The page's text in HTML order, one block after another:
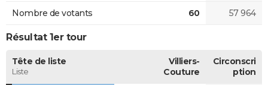
Nombre de votants 60 57 964
Résultat 1er tour
Tête de liste
Liste
Villiers-
Couture
Circonscri
ption